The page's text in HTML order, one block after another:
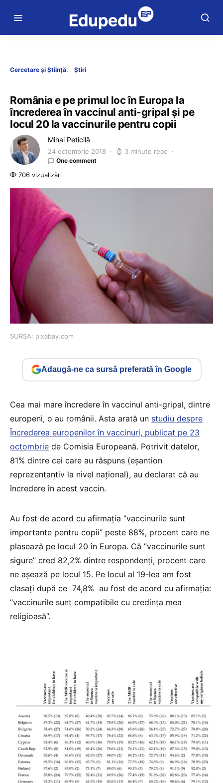
Cercetare și Știință Știri
România e pe primul loc în Europa la
încrederea în vaccinul anti-gripal și pe
locul 20 la vaccinurile pentru copii
Mihai Peticilă
24 octombrie 2018 3 minute read
One comment
706 vizualizări
SURSA: pixabay.com
Adaugă-ne ca sursă preferată în Google
Cea mai mare încredere în vaccinul anti-gripal, dintre
europeni, o au românii. Asta arată un studiu despre
Încrederea europenilor în vaccinuri, publicat pe 23
octombrie de Comisia Europeană. Potrivit datelor,
81% dintre cei care au răspuns (eșantion
reprezentantiv la nivel național), au declarat că au
încredere în acest vaccin.
Au fost de acord cu afirmația ”vaccinurile sunt
importante pentru copii” peste 88%, procent care ne
plasează pe locul 20 în Europa. Că ”vaccinurile sunt
sigure” cred 82,2% dintre respondenți, procent care
ne așează pe locul 15. Pe locul al 19-lea am fost
clasați după ce 74,8% au fost de acord cu afirmația:
”vaccinurile sunt compatibile cu credința mea
religioasă”.